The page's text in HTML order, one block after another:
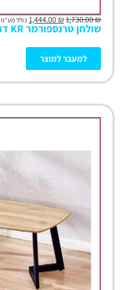
₪
1,730.00
₪ כולל מע"מ
שולחן טרנספורמר KR דגם N-9
למעבר למוצר